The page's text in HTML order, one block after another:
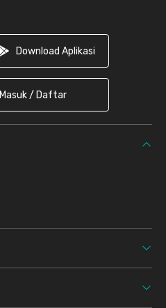
Download Aplikasi
Masuk / Daftar